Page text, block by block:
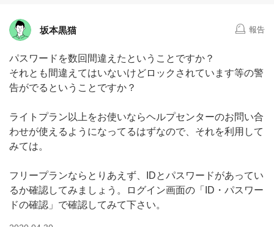
坂本黒猫 報告
パスワードを数回間違えたということですか？
それとも間違えてはいないけどロックされています等の警
告がでるということですか？
ライトプラン以上をお使いならヘルプセンターのお問い合
わせが使えるようになってるはずなので、それを利用して
みては。
フリープランならとりあえず、IDとパスワードがあってい
るか確認してみましょう。ログイン画面の「ID・パスワー
ドの確認」で確認してみて下さい。